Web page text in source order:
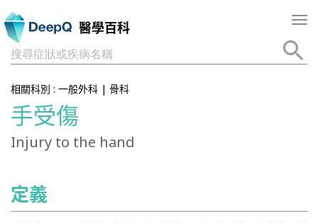
醫學百科
搜尋症狀或疾病名稱
相關科別 : 一般外科 | 骨科
手受傷
Injury to the hand
定義